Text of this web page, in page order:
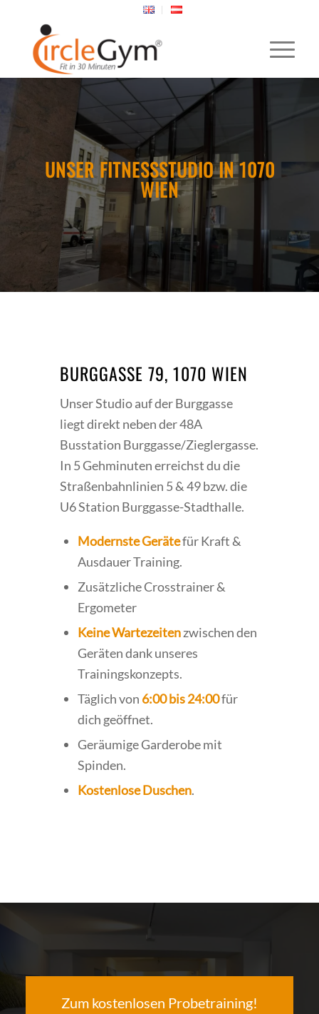
UNSER FITNESSSTUDIO IN 1070
WIEN
BURGGASSE 79, 1070 WIEN
Unser Studio auf der Burggasse
liegt direkt neben der 48A
Busstation Burggasse/Zieglergasse.
In 5 Gehminuten erreichst du die
Straßenbahnlinien 5 & 49 bzw. die
U6 Station Burggasse-Stadthalle.
Modernste Gerätefür Kraft &
Ausdauer Training.
Zusätzliche Crosstrainer &
Ergometer
Keine Wartezeitenzwischen den
Geräten dank unseres
Trainingskonzepts.
Täglich von 6:00 bis 24:00für
dich geöffnet.
Geräumige Garderobe mit
Spinden.
Kostenlose Duschen.
Zum kostenlosen Probetraining!